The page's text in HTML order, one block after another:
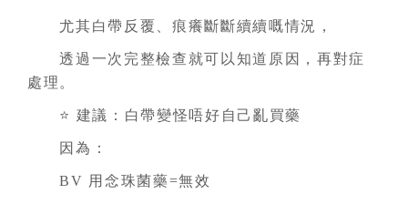
尤其白帶反覆、痕癢斷斷續續嘅情況，
透過一次完整檢查就可以知道原因，再對症
處理。
⭐ 建議：白帶變怪唔好自己亂買藥
因為：
BV 用念珠菌藥=無效